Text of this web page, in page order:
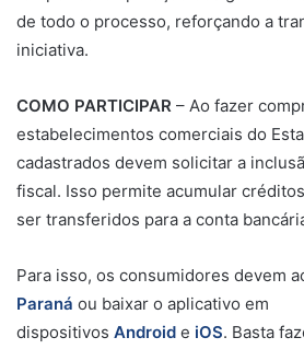
de todo o processo, reforçando a
iniciativa.
COMO PARTICIPAR – Ao fazer
estabelecimentos comerciais do
cadastrados devem solicitar a
fiscal. Isso permite acumular
ser transferidos para a conta
Para isso, os consumidores devem
Paraná ou baixar o aplicativo em
dispositivos Android e iOS. Basta